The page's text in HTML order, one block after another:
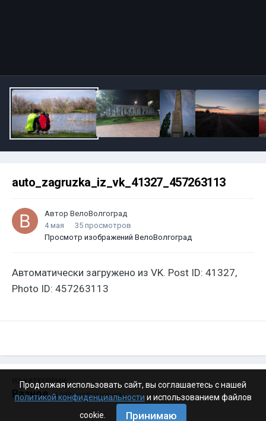
auto_zagruzka_iz_vk_41327_457263113
Автор ВелоВолгоград
4 мая
35 просмотров
Просмотр изображений ВелоВолгоград
Автоматически загружено из VK. Post ID: 41327,
Photo ID: 457263113
ИЗ КАТЕГОРИИ:
Разное · 4 199 изображений
Продолжая использовать сайт, вы соглашаетесь с нашей
политикой конфиденциальности и использованием файлов
cookie.
Принимаю